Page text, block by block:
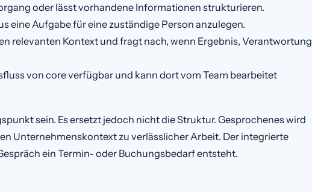
oder lässt vorhandene Informationen strukturieren.
eine Aufgabe für eine zuständige Person anzulegen.
relevanten Kontext und fragt nach, wenn Ergebnis, Verantwortung
von core verfügbar und kann dort vom Team bearbeitet
sein. Es ersetzt jedoch nicht die Struktur. Gesprochenes wird
Unternehmenskontext zu verlässlicher Arbeit. Der integrierte
ein Termin- oder Buchungsbedarf entsteht.